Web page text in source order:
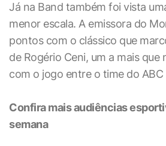
Já na Band também foi vista
menor escala. A emissora do
pontos com o clássico que
de Rogério Ceni, um a mais que
com o jogo entre o time do ABC
Confira mais audiências
semana